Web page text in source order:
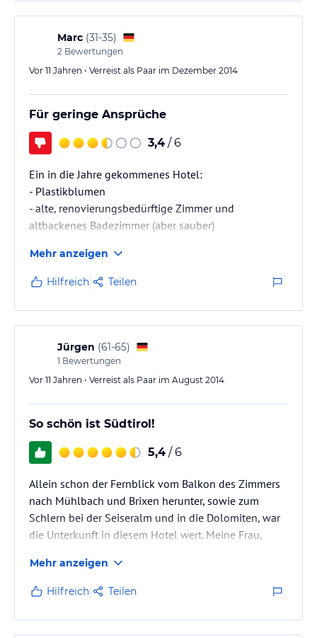
6. Herrliches Hallenbad, Wassertemperatur 28 Grad
7. Günstige Preise für ein Hotel mit 3 Sternen
Marc (31-35)
2 Bewertungen
Vor 11 Jahren • Verreist als Paar im Dezember 2014
Für geringe Ansprüche
3,4 / 6
Ein in die Jahre gekommenes Hotel:
- Plastikblumen
- alte, renovierungsbedürftige Zimmer und
altbackenes Badezimmer (aber sauber)
- Kellner sehr im Stress - sprachen verständliches
Deutsch und Italienisch
- bei Wünschen sehr ungeschickt im Umgang mit
Gästen (Kellner)
- Besitzerin sehr sympatisch
In der näheren Umgebung keine/ kaum Bars
Restaurants
Mehr anzeigen
Hilfreich Teilen
Jürgen (61-65)
1 Bewertungen
Vor 11 Jahren • Verreist als Paar im August 2014
So schön ist Südtirol!
5,4 / 6
Allein schon der Fernblick vom Balkon des Zimmers
nach Mühlbach und Brixen herunter, sowie zum
Schlern bei der Seiseralm und in die Dolomiten, war
die Unterkunft in diesem Hotel wert. Meine Frau,
das Glück zwei Balkone beschlagnahmen zu dürfen.
Bei unserem 8-tägigen Aufenthalt Anfang August
2014 haben wir auch die angenehme Ruhe im Hotel
genossen.
Mehr anzeigen
Hilfreich Teilen